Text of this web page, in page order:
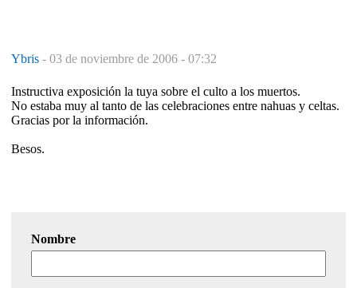
Ybris - 03 de noviembre de 2006 - 07:32
Instructiva exposición la tuya sobre el culto a los muertos.
No estaba muy al tanto de las celebraciones entre nahuas y celtas.
Gracias por la información.
Besos.
Nombre